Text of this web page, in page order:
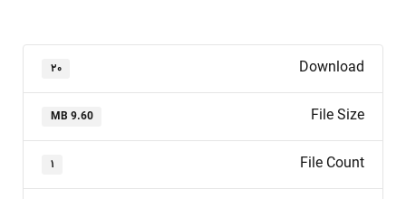
Download ۲۰
File Size
9.60 MB
File Count ۱